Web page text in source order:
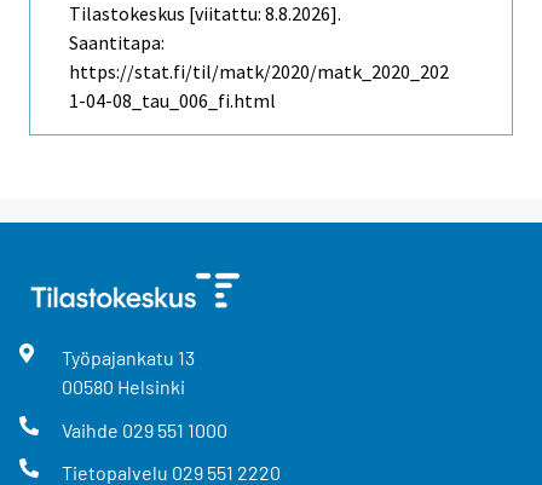
Tilastokeskus [viitattu: 8.8.2026].
Saantitapa:
https://stat.fi/til/matk/2020/matk_2020_202
1-04-08_tau_006_fi.html
Työpajankatu 13
00580 Helsinki
Vaihde 029 551 1000
Tietopalvelu 029 551 2220